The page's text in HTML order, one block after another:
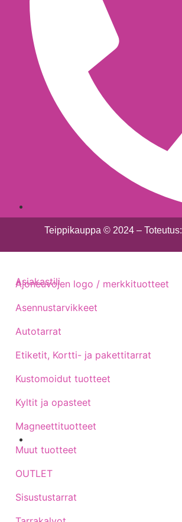
Sijainti kartalla
Teippikauppa © 2024 – Toteutus:
Ajoneuvojen logo / merkkituotteet
Asennustarvikkeet
Autotarrat
Etiketit, Kortti- ja pakettitarrat
Kustomoidut tuotteet
Kyltit ja opasteet
Magneettituotteet
Muut tuotteet
OUTLET
Sisustustarrat
Asiakastili